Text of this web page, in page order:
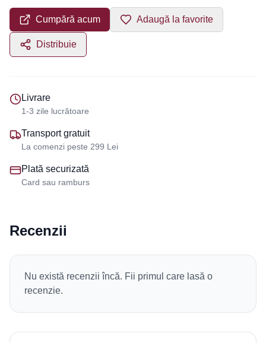
Cumpără acum Adaugă la favorite
Distribuie
Livrare
1-3 zile lucrătoare
Transport gratuit
La comenzi peste 299 Lei
Plată securizată
Card sau ramburs
Recenzii
Nu există recenzii încă. Fii primul care lasă o
recenzie.